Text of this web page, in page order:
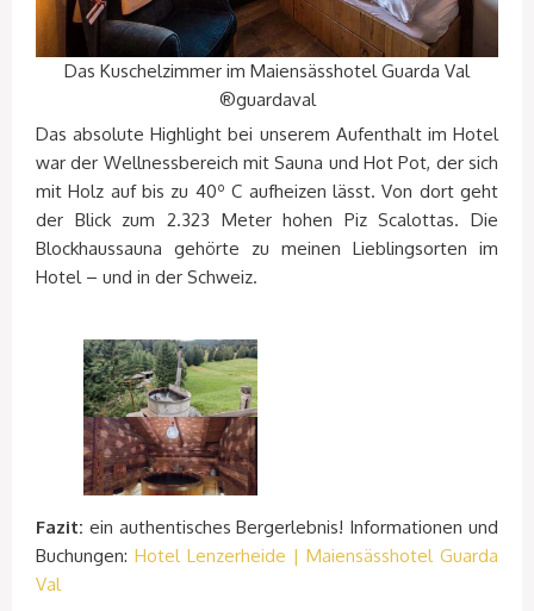
Das Kuschelzimmer im Maiensässhotel Guarda Val
®guardaval
Das absolute Highlight bei unserem Aufenthalt im Hotel
war der Wellnessbereich mit Sauna und Hot Pot, der sich
mit Holz auf bis zu 40º C aufheizen lässt. Von dort geht
der Blick zum 2.323 Meter hohen Piz Scalottas. Die
Blockhaussauna gehörte zu meinen Lieblingsorten im
Hotel – und in der Schweiz.
Fazit: ein authentisches Bergerlebnis! Informationen und
Buchungen: Hotel Lenzerheide | Maiensässhotel Guarda
Val